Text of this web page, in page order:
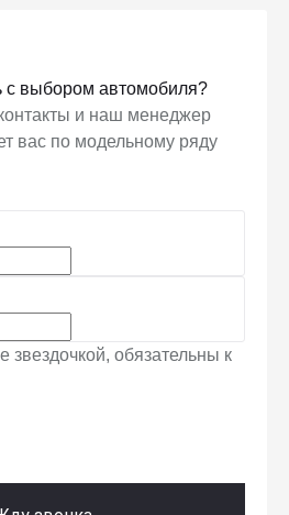
выбором автомобиля?
и наш менеджер
вас по модельному ряду
звездочкой, обязательны к